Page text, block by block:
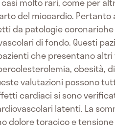
del miocardio.
da patologie
di fondo. Questi
che presentano
obesità,
valutazioni possono
cardiaci si sono
latenti. La
dolore toracico e